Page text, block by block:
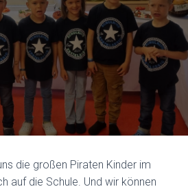
O
N
M
S
L
E
die großen Piraten Kinder im
auf die Schule. Und wir können